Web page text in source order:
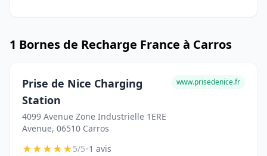
1 Bornes de Recharge France à Carros
Prise de Nice Charging
Station
4099 Avenue Zone Industrielle 1ERE
Avenue, 06510 Carros
www.prisedenice.fr
★★★★★5/5•1 avis